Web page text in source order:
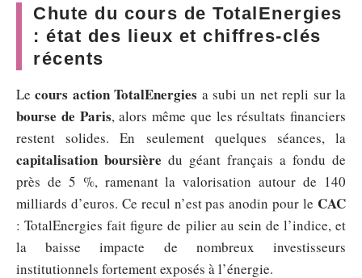
Chute du cours de TotalEnergies
: état des lieux et chiffres-clés
récents
Lecours action TotalEnergies a subi un net repli sur la
bourse de Paris, alors même que les résultats financiers
restent solides. En seulement quelques séances, la
capitalisation boursière du géant français a fondu de
près de 5 %, ramenant la valorisation autour de 140
milliards d’euros. Ce recul n’est pas anodin pour le CAC
: TotalEnergies fait figure de pilier au sein de l’indice, et
la baisse impacte de nombreux investisseurs
institutionnels fortement exposés à l’énergie.